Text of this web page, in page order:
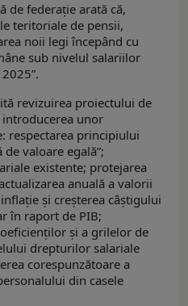
de federație arată că,
teritoriale de pensii,
noii legi începând cu
sub nivelul salariilor
revizuirea proiectului de
unor
respectarea principiului
valoare egală”;
existente; protejarea
anuală a valorii
și creșterea câștigului
în raport de PIB;
și a grilelor de
drepturilor salariale
corespunzătoare a
din casele